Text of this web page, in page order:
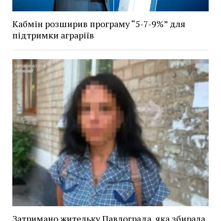
Кабмін розширив програму “5-7-9%” для
підтримки аграріїв
Затримано жительку Павлограда, яка збирала